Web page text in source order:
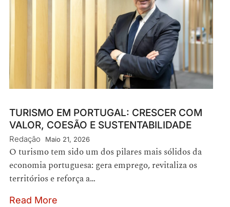
TURISMO EM PORTUGAL: CRESCER COM
VALOR, COESÃO E SUSTENTABILIDADE
Redação Maio 21, 2026
O turismo tem sido um dos pilares mais sólidos da
economia portuguesa: gera emprego, revitaliza os
territórios e reforça a…
Read More